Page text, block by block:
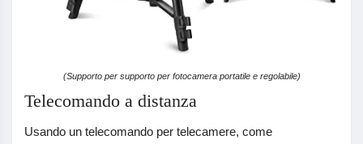
(Supporto per supporto per fotocamera portatile e regolabile)
Telecomando a distanza
Usando un telecomando per telecamere, come